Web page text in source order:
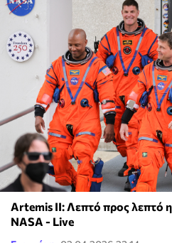
Artemis II: Λεπτό προς λεπτό
NASA - Live